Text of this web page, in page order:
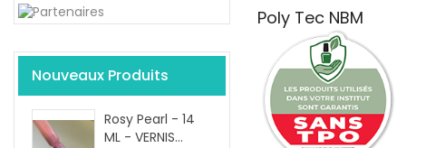
Nouveaux Produits
Rosy Pearl - 14
ML - VERNIS...
Poly Tec NBM